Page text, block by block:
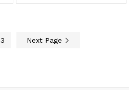
3 Next Page